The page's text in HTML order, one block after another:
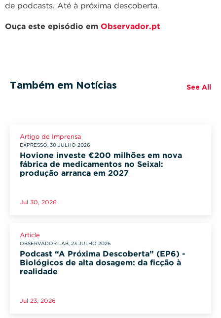
de podcasts. Até à próxima descoberta.
Ouça este episódio em Observador.pt
Também em Notícias See All
Artigo de Imprensa
EXPRESSO, 30 JULHO 2026
Hovione investe €200 milhões em nova
fábrica de medicamentos no Seixal:
produção arranca em 2027
Jul 30, 2026
Article
OBSERVADOR LAB, 23 JULHO 2026
Podcast “A Próxima Descoberta” (EP6) -
Biológicos de alta dosagem: da ficção à
realidade
Jul 23, 2026